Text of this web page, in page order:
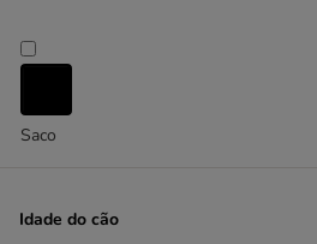
Adventuros
Animonda
Boxby
Saco
Idade do cão